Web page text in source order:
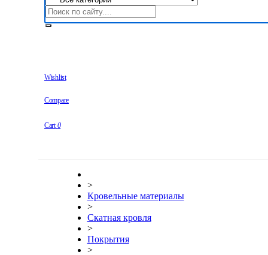
Wishlist
Compare
Cart 0
>
Кровельные материалы
>
Скатная кровля
>
Покрытия
>